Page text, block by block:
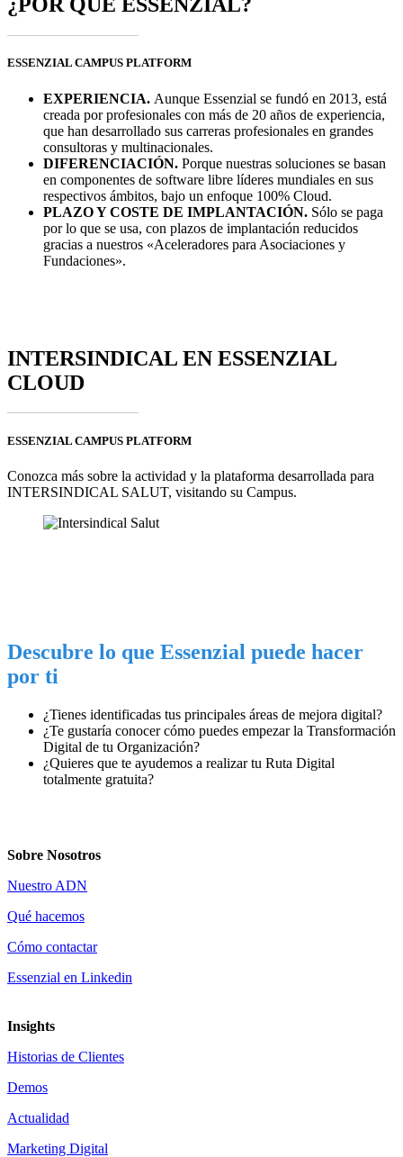
¿POR QUÉ ESSENZIAL?
ESSENZIAL CAMPUS PLATFORM
EXPERIENCIA. Aunque Essenzial se fundó en 2013, está
creada por profesionales con más de 20 años de experiencia,
que han desarrollado sus carreras profesionales en grandes
consultoras y multinacionales.
DIFERENCIACIÓN. Porque nuestras soluciones se basan
en componentes de software libre líderes mundiales en sus
respectivos ámbitos, bajo un enfoque 100% Cloud.
PLAZO Y COSTE DE IMPLANTACIÓN. Sólo se paga
por lo que se usa, con plazos de implantación reducidos
gracias a nuestros «Aceleradores para Asociaciones y
Fundaciones».
INTERSINDICAL EN ESSENZIAL
CLOUD
ESSENZIAL CAMPUS PLATFORM
Conozca más sobre la actividad y la plataforma desarrollada para
INTERSINDICAL SALUT, visitando su Campus.
Descubre lo que Essenzial puede hacer
por ti
¿Tienes identificadas tus principales áreas de mejora digital?
¿Te gustaría conocer cómo puedes empezar la Transformación
Digital de tu Organización?
¿Quieres que te ayudemos a realizartu Ruta Digital
totalmente gratuita?
Sobre Nosotros
Nuestro ADN
Qué hacemos
Cómo contactar
Essenzial en Linkedin
Insights
Historias de Clientes
Demos
Actualidad
Marketing Digital